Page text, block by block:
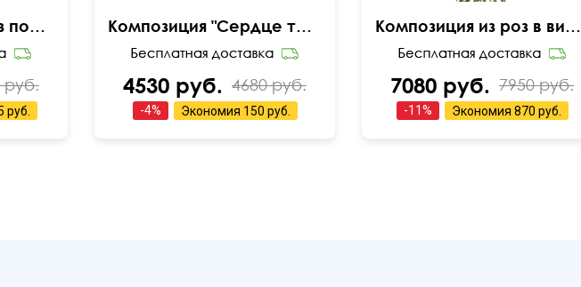
55 эквадорских роз под ленту
руб.
руб.
Композиция "Сердце топаза"
4530 руб. 4680 руб.
-4% Экономия 150 руб.
Композиция из роз в виде сердца
7080 руб. 7950 руб.
-11% Экономия 870 руб.